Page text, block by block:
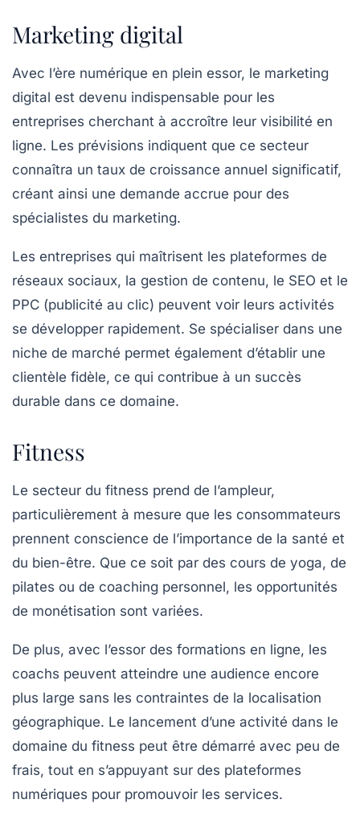
Marketing digital
Avec l’ère numérique en plein essor, le marketing
digital est devenu indispensable pour les
entreprises cherchant à accroître leur visibilité en
ligne. Les prévisions indiquent que ce secteur
connaîtra un taux de croissance annuel significatif,
créant ainsi une demande accrue pour des
spécialistes du marketing.
Les entreprises qui maîtrisent les plateformes de
réseaux sociaux, la gestion de contenu, le SEO et le
PPC (publicité au clic) peuvent voir leurs activités
se développer rapidement. Se spécialiser dans une
niche de marché permet également d’établir une
clientèle fidèle, ce qui contribue à un succès
durable dans ce domaine.
Fitness
Le secteur du fitness prend de l’ampleur,
particulièrement à mesure que les consommateurs
prennent conscience de l’importance de la santé et
du bien-être. Que ce soit par des cours de yoga, de
pilates ou de coaching personnel, les opportunités
de monétisation sont variées.
De plus, avec l’essor des formations en ligne, les
coachs peuvent atteindre une audience encore
plus large sans les contraintes de la localisation
géographique. Le lancement d’une activité dans le
domaine du fitness peut être démarré avec peu de
frais, tout en s’appuyant sur des plateformes
numériques pour promouvoir les services.